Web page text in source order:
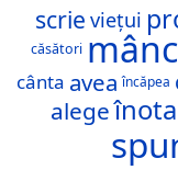
scrie viețui
căsători
cânta avea încăpea
alegeînota